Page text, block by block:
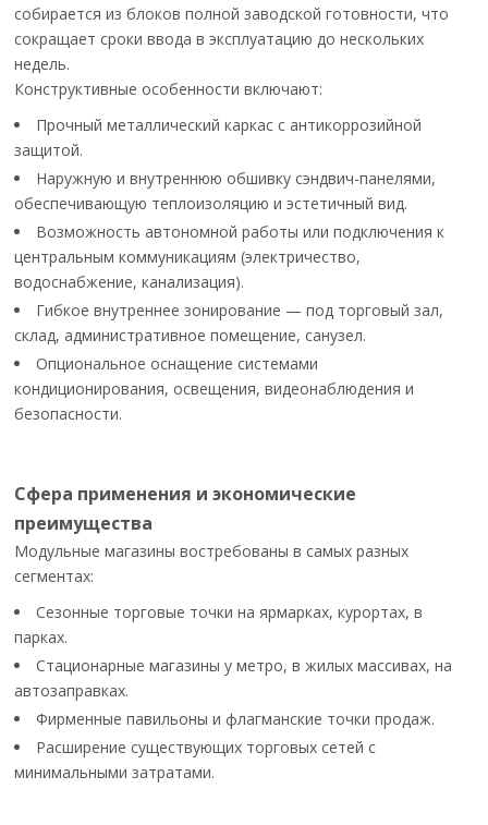
собирается из блоков полной заводской готовности, что
сокращает сроки ввода в эксплуатацию до нескольких
недель.
Конструктивные особенности включают:
Прочный металлический каркас с антикоррозийной
защитой.
Наружную и внутреннюю обшивку сэндвич-панелями,
обеспечивающую теплоизоляцию и эстетичный вид.
Возможность автономной работы или подключения к
центральным коммуникациям (электричество,
водоснабжение, канализация).
Гибкое внутреннее зонирование — под торговый зал,
склад, административное помещение, санузел.
Опциональное оснащение системами
кондиционирования, освещения, видеонаблюдения и
безопасности.
Сфера применения и экономические
преимущества
Модульные магазины востребованы в самых разных
сегментах:
Сезонные торговые точки на ярмарках, курортах, в
парках.
Стационарные магазины у метро, в жилых массивах, на
автозаправках.
Фирменные павильоны и флагманские точки продаж.
Расширение существующих торговых сетей с
минимальными затратами.